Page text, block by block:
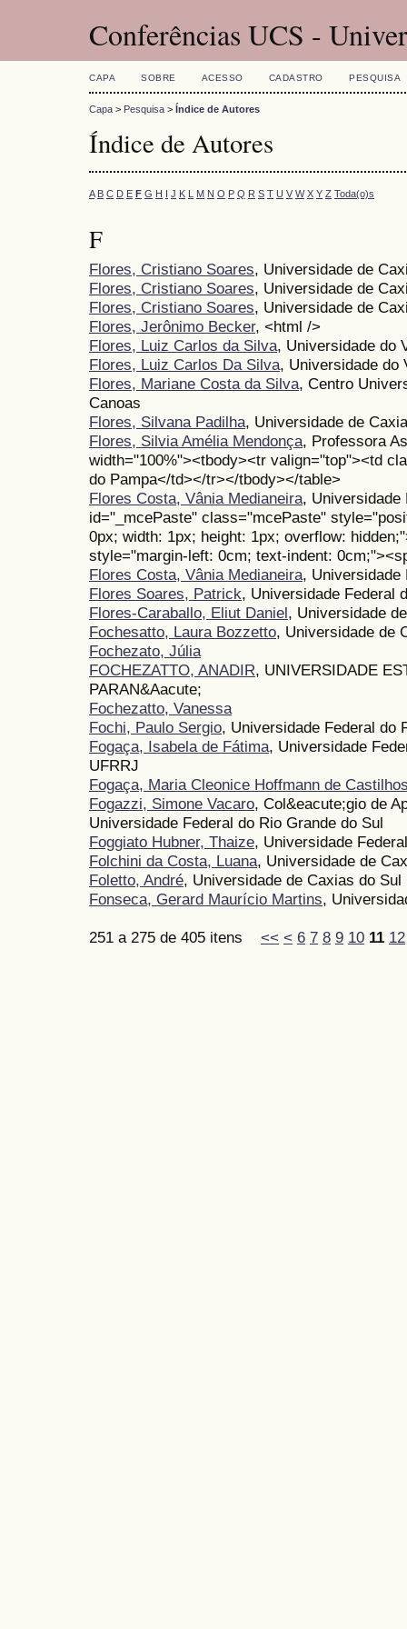
Conferências UCS -
CAPA SOBRE ACESSO CADASTRO PESQUISA
Capa > Pesquisa > Índice de Autores
Índice de Autores
A B C D E F G H I J K L M N O P Q R S T U V W X Y Z Toda(o)s
F
Flores, Cristiano Soares, Universidade de
Flores, Cristiano Soares, Universidade de
Flores, Cristiano Soares, Universidade de
Flores, Jerônimo Becker, <html />
Flores, Luiz Carlos da Silva, Universidade do
Flores, Luiz Carlos Da Silva, Universidade do
Flores, Mariane Costa da Silva, Centro
Canoas
Flores, Silvana Padilha, Universidade de
Flores, Silvia Amélia Mendonça, Professora
width="100%"><tbody><tr valign="top"><td
do Pampa</td></tr></tbody></table>
Flores Costa, Vânia Medianeira, Universidade
id="_mcePaste" class="mcePaste"
0px; width: 1px; height: 1px; overflow:
style="margin-left: 0cm; text-indent:
Flores Costa, Vânia Medianeira, Universidade
Flores Soares, Patrick, Universidade Federal
Flores-Caraballo, Eliut Daniel, Universidade
Fochesatto, Laura Bozzetto, Universidade de
Fochezato, Júlia
FOCHEZATTO, ANADIR, UNIVERSIDADE
PARAN&Aacute;
Fochezatto, Vanessa
Fochi, Paulo Sergio, Universidade Federal do
Fogaça, Isabela de Fátima, Universidade
UFRRJ
Fogaça, Maria Cleonice Hoffmann de
Fogazzi, Simone Vacaro, Col&eacute;gio de
Universidade Federal do Rio Grande do Sul
Foggiato Hubner, Thaize, Universidade
Folchini da Costa, Luana, Universidade de
Foletto, André, Universidade de Caxias do Sul
Fonseca, Gerard Maurício Martins,
251 a 275 de 405 itens << < 6 7 8 9 10 11 12